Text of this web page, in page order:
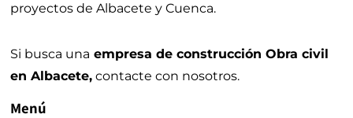
proyectos de Albacete y Cuenca.
Si busca una empresa de construcción Obra civil
en Albacete, contacte con nosotros.
Menú